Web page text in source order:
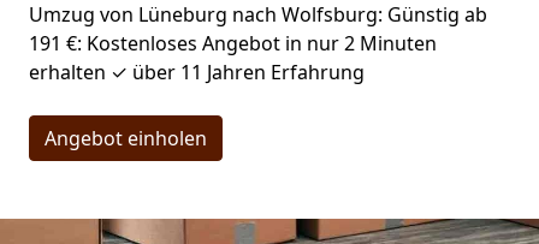
Umzug von Lüneburg nach Wolfsburg: Günstig ab
191 €: Kostenloses Angebot in nur 2 Minuten
erhalten ✓ über 11 Jahren Erfahrung
Angebot einholen